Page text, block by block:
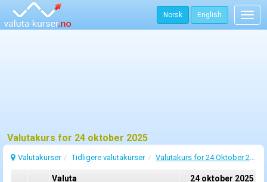
Norsk English
Valutakurs for 24 oktober 2025
Valutakurser Tidligere valutakurser Valutakurs for 24 Oktober 2025
Valuta
24 oktober 2025